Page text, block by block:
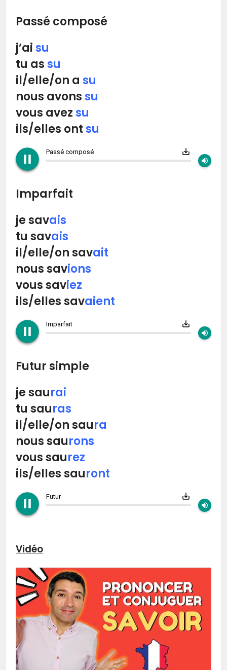
Passé composé
j’aisu
tu assu
il/elle/on asu
nous avonssu
vous avezsu
ils/elles ontsu
play_circle_filled
pause_circle_filled Passé composé save_alt
volume_up
Imparfait
je savais
tu savais
il/elle/on savait
nous savions
vous saviez
ils/elles savaient
play_circle_filled
pause_circle_filled Imparfait save_alt
volume_up
Futur simple
je saurai
tu sauras
il/elle/on saura
nous saurons
vous saurez
ils/elles sauront
play_circle_filled
pause_circle_filled Futur save_alt
volume_up
Vidéo